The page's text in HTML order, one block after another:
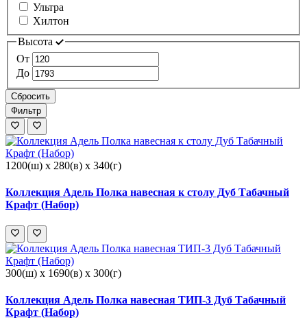
Ультра
Хилтон
Высота
От
До
Сбросить
Фильтр
1200(ш) x 280(в) x 340(г)
Коллекция Адель Полка навесная к столу Дуб Табачный
Крафт (Набор)
300(ш) x 1690(в) x 300(г)
Коллекция Адель Полка навесная ТИП-3 Дуб Табачный
Крафт (Набор)